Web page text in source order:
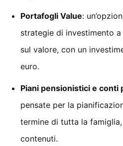
Portafogli Value:
strategie di investimento
sul valore, con un
euro.
Piani pensionistici e conti
pensate per la
termine di tutta la
contenuti.